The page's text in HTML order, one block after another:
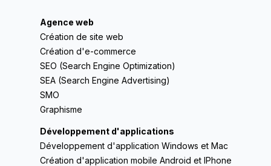
Agence web
Création de site web
Création d'e-commerce
SEO (Search Engine Optimization)
SEA (Search Engine Advertising)
SMO
Graphisme
Développement d'applications
Développement d'application Windows et Mac
Création d'application mobile Android et IPhone